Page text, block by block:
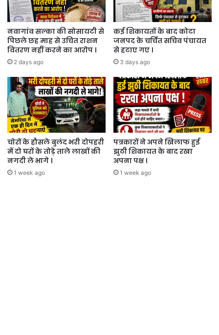
नवागांव सल्का की सोसायटी से
पिछले छह माह से उचित राशन
वितरण नहीं करने का आरोप ।
2 days ago
कई शिकायतों के बाद कोटा
जनपद के चर्चित सचिव पंचायत
से हटाए गए ।
3 days ago
चोरों के हौसले बुलंद भरी दोपहरी
में दो घरों के तोड़े ताले लाखों की
नगदी ले भागे ।
1 week ago
पत्रकारों ने अपने खिलाफ हुई
झुठी शिकायत के बाद रखा
अपना पक्ष ।
1 week ago